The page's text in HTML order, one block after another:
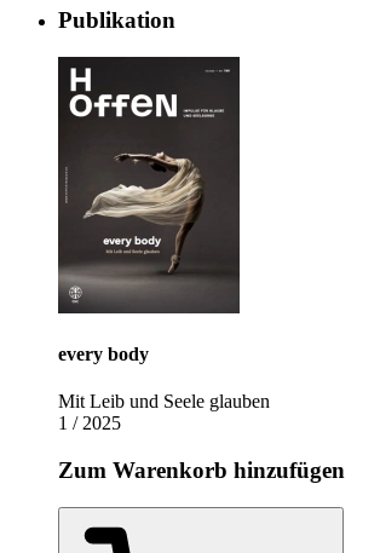
Publikation
every body
Mit Leib und Seele glauben
1 / 2025
Zum Warenkorb hinzufügen